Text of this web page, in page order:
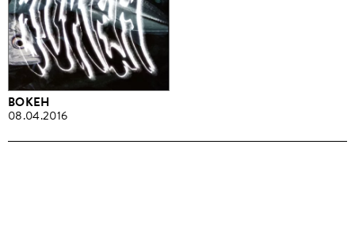
BOKEH
08.04.2016